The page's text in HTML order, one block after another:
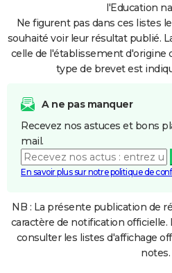
l'Education
Ne figurent pas dans ces listes
souhaité voir leur résultat publié.
celle de l'établissement d'origine
type de brevet est
A ne pas manquer
Recevez nos astuces et bons
mail.
En savoir plus sur notre politique de
NB : La présente publication de
caractère de notification
consulter les listes d'affichage
notes.